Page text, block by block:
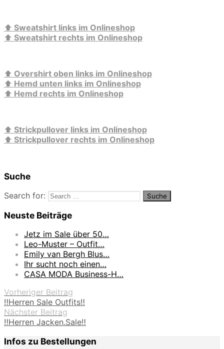
⬆️ Sweatshirt links im Onlineshop
⬆️ Sweatshirt rechts im Onlineshop
⬆️ Overshirt oben links im Onlineshop
⬆️ Hemd unten links im Onlineshop
⬆️ Hemd rechts im Onlineshop
⬆️ Strickpullover links im Onlineshop
⬆️ Strickpullover rechts im Onlineshop
Suche
Search for:
Neuste Beiträge
Jetz im Sale über 50…
Leo-Muster – Outfit…
Emily van Bergh Blus…
Ihr sucht noch einen…
CASA MODA Business-H…
Vorheriger Beitrag
‼️Herren Sale Outfits‼️
Nächster Beitrag
‼️Herren Jacken.Sale‼️
Infos zu Bestellungen